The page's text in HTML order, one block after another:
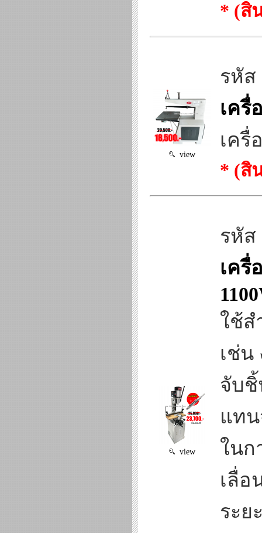
* (สิ
view
รหัส
เครื่
เครื่
* (สิ
view
รหัส
เครื่
ใช้ส
เช่น
จับชิ้
แทน
ในก
เลื่อ
ระย